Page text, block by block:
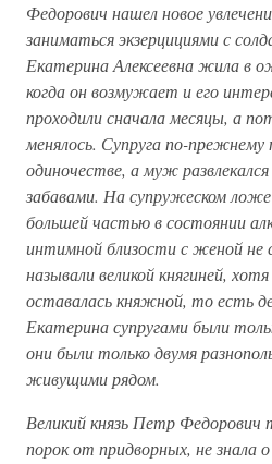
Федорович нашел новое
заниматься экзерцициями с
Екатерина Алексеевна жила в
когда он возмужает и его
проходили сначала месяцы, а
менялось. Супруга по-прежнему
одиночестве, а муж
забавами. На супружеском ложе
большей частью в состоянии
интимной близости с женой не
называли великой княгиней,
оставалась княжной, то есть
Екатерина супругами были
они были только двумя
живущими рядом.
Великий князь Петр Федорович
порок от придворных, не знала